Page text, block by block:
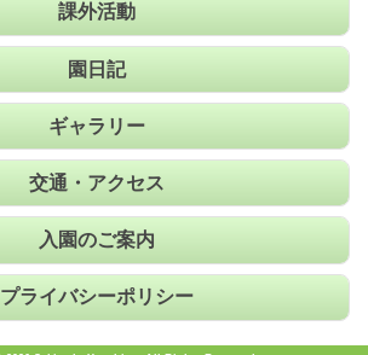
課外活動
園日記
ギャラリー
交通・アクセス
入園のご案内
プライバシーポリシー